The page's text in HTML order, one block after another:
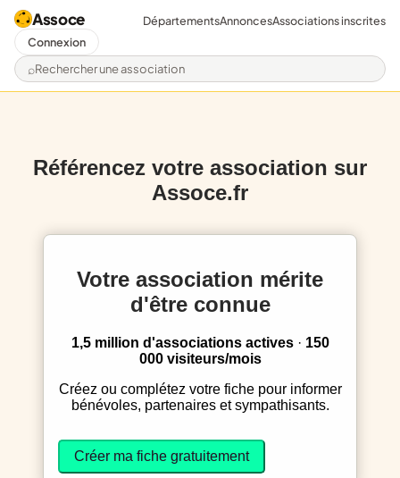
Assoce
Rechercher une association
DépartementsAnnoncesAssociations inscrites
Connexion
Référencez votre association sur
Assoce.fr
Votre association mérite
d'être connue
1,5 million d'associations actives· 150
000 visiteurs/mois
Créez ou complétez votre fiche pour informer
bénévoles, partenaires et sympathisants.
Créer ma fiche gratuitement